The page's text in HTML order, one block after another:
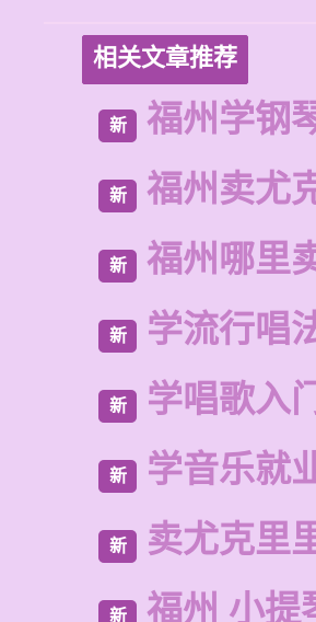
相关文章推荐
新 福州学钢
新 福州卖尤
新 福州哪里
新 学流行唱
新 学唱歌入
新 学音乐就
新 卖尤克里
新 福州 小提